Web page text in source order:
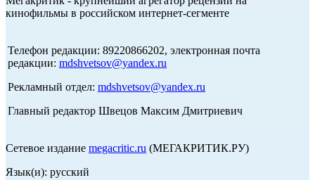
кинофильмы в российском интернет-сегменте
Телефон редакции: 89220866202, электронная почта
редакции: mdshvetsov@yandex.ru
Рекламный отдел: mdshvetsov@yandex.ru
Главный редактор Швецов Максим Дмитриевич
Сетевое издание megacritic.ru (МЕГАКРИТИК.РУ)
Язык(и): русский